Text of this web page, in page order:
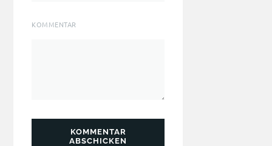
KOMMENTAR
KOMMENTAR
ABSCHICKEN